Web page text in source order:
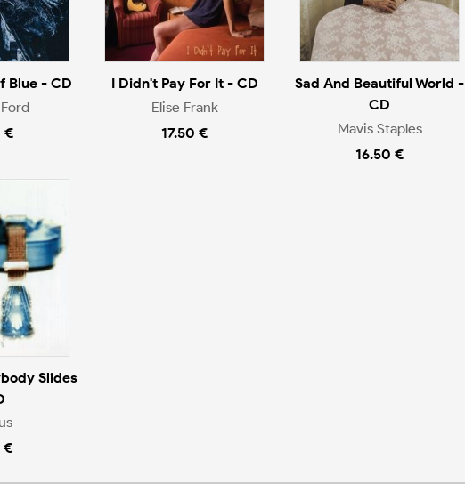
Blue - CD
€
I Didn't Pay For It - CD
Elise Frank
17.50 €
Sad And Beautiful World -
CD
Mavis Staples
16.50 €
Slides
€